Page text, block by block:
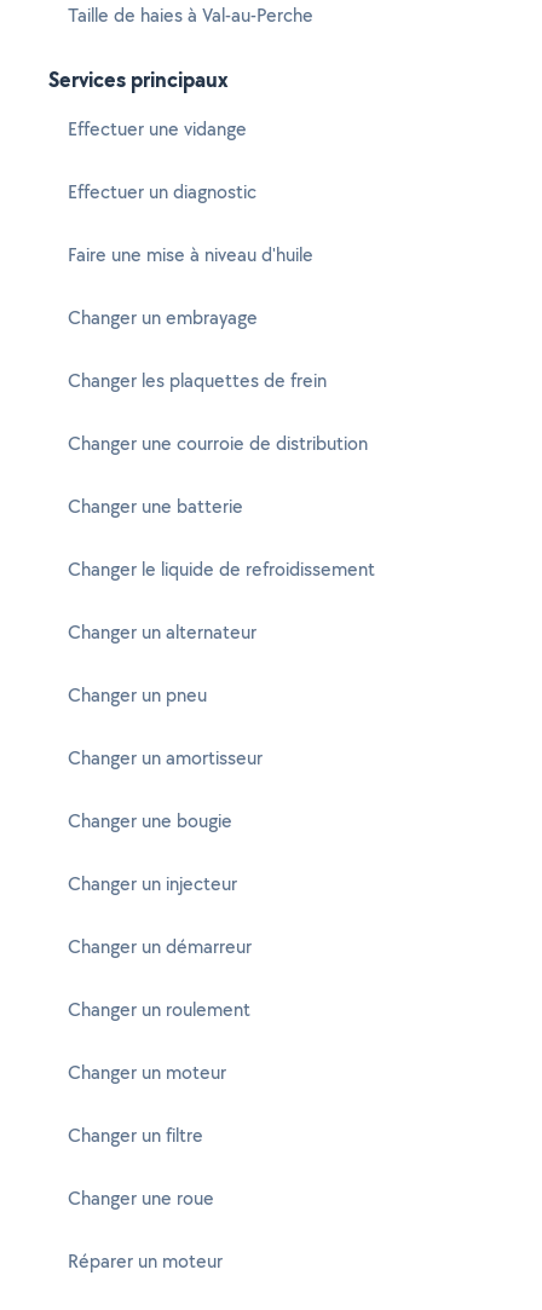
Taille de haies à Val-au-Perche
Services principaux
Effectuer une vidange
Effectuer un diagnostic
Faire une mise à niveau d'huile
Changer un embrayage
Changer les plaquettes de frein
Changer une courroie de distribution
Changer une batterie
Changer le liquide de refroidissement
Changer un alternateur
Changer un pneu
Changer un amortisseur
Changer une bougie
Changer un injecteur
Changer un démarreur
Changer un roulement
Changer un moteur
Changer un filtre
Changer une roue
Réparer un moteur